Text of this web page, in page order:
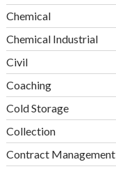
Chemical
Chemical Industrial
Civil
Coaching
Cold Storage
Collection
Contract Management